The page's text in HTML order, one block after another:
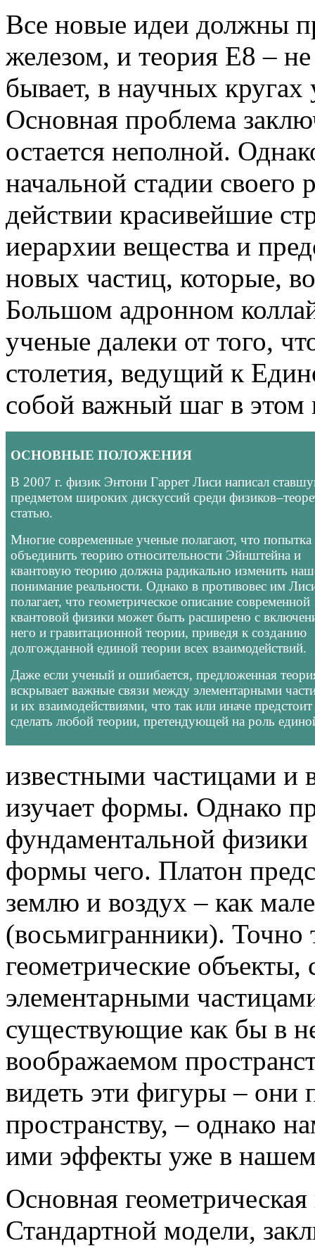
Все новые идеи должны
железом, и теория Е8 –
бывает, в научных
Основная проблема
остается неполной.
начальной стадии своего
действии красивейшие
иерархии вещества и
новых частиц, которые,
Большом адронном
ученые далеки от того,
столетия, ведущий к
собой важный шаг в этом
ОСНОВНЫЕ ПОЛОЖЕНИЯ
В 2007 г. физик Энтони Гаррет Лиси написал
предметом широких дискуссий среди
статью.
Многие современные ученые полагают, что попытка
объединить теорию относительности Эйнштейна и
квантовую теорию должна радикально изменить
понимание реальности. Однако в противовес им
полагает, что геометрическое описание современной
квантовой физики может быть расширено с
него и гравитационной теории, приведя к созданию
долгожданной единой теории всех взаимодействий.
Даже если ученый и ошибается, предложенная
вскрывает важные связи между элементарными
и их взаимодействиями, что так или иначе предстоит
сделать любой теории, претендующей на роль
известными частицами и
изучает формы. Однако
фундаментальной физики
формы чего. Платон
землю и воздух – как
(восьмигранники). Точно
геометрические объекты,
элементарными
существующие как бы в
воображаемом
видеть эти фигуры – они
пространству, – однако
ими эффекты уже в
Основная
Стандартной модели,